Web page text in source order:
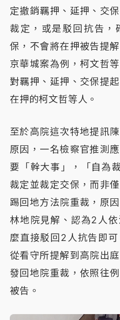
定撤銷羈押、延押、交
裁定，或是駁回抗告，
保，不會將在押被告提
京華城案為例，柯文哲
對羈押、延押、交保提
在押的柯文哲等人。
至於高院這次特地提訊
原因，一名檢察官推測
要「幹大事」，「自為
裁定並裁定交保，而非
踢回地方法院重裁，原
林地院見解、認為2人
麼直接駁回2人抗告即
從看守所提解到高院出
發回地院重裁，依照往
被告。